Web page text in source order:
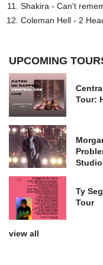
Shakira - Can't
Coleman Hell - 2
UPCOMING
Tour:
Ty
Tour
view all